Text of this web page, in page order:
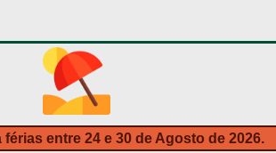
CERTIFICADOS
À VISTA REVESTIMENTO DE TANQUES E
TINTA PROTEÇÃOTINTASTRATAMENTO
entre 24 e 30 de Agosto de 2026.